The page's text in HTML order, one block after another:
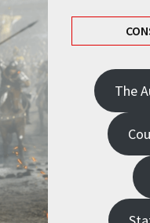
The